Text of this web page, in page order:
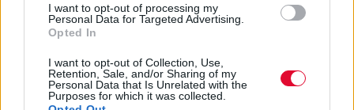
I want to opt-out of processing my
Personal Data for Targeted Advertising.
Opted In
I want to opt-out of Collection, Use,
Retention, Sale, and/or Sharing of my
Personal Data that Is Unrelated with the
Purposes for which it was collected.
Να γιατί πρέπει να πηγαίνεις στη δουλειά
με το ποδήλατο
Τα αποτελέσματα νέων μελετών μας